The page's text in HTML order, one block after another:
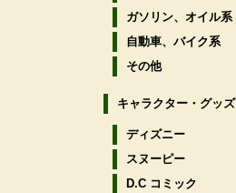
ガソリン、オイル系
自動車、バイク系
その他
キャラクター・グッズ
ディズニー
スヌーピー
D.C コミック